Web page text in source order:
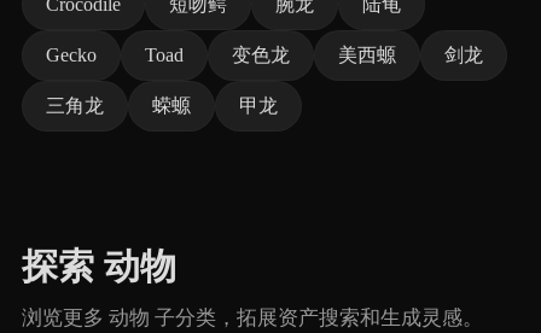
Crocodile 短吻鳄 腕龙 陆龟
Gecko Toad 变色龙 美西螈 剑龙
三角龙 蝾螈 甲龙
探索 动物
浏览更多 动物 子分类，拓展资产搜索和生成灵感。